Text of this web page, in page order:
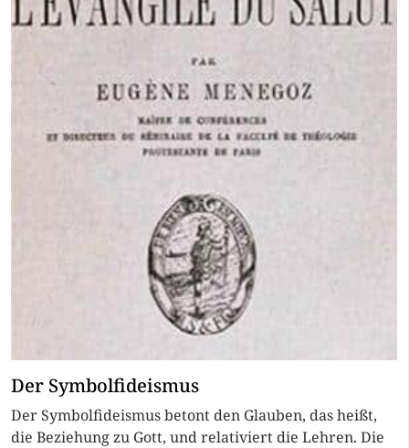
Der Symbolfideismus
Der Symbolfideismus betont den Glauben, das heißt,
die Beziehung zu Gott, und relativiert die Lehren. Die